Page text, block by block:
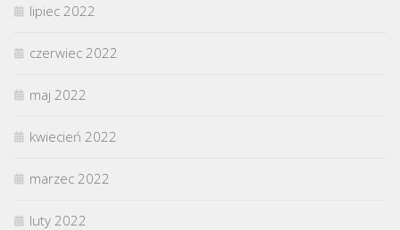
lipiec 2022
czerwiec 2022
maj 2022
kwiecień 2022
marzec 2022
luty 2022